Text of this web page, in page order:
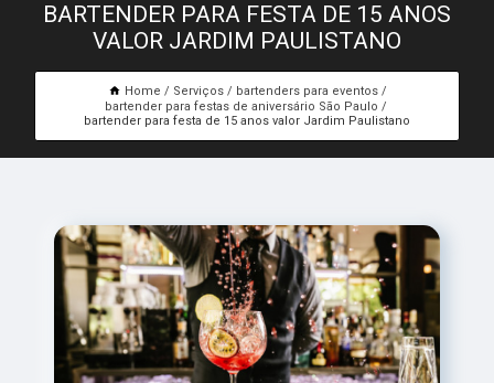
BARTENDER PARA FESTA DE 15 ANOS
VALOR JARDIM PAULISTANO
Home Serviços
bartenders para eventos
bartender para festas de aniversário São Paulo
bartender para festa de 15 anos valor Jardim Paulistano